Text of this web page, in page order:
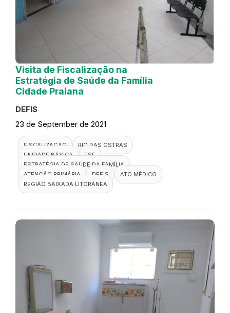
Visita de Fiscalização na
Estratégia de Saúde da Família
Cidade Praiana
DEFIS
23 de September de 2021
FISCALIZAÇÃO
RIO DAS OSTRAS
UNIDADE BÁSICA
ESF
ESTRATÉGIA DE SAÚDE DA FAMÍLIA
ATENÇÃO PRIMÁRIA
DEFIS
ATO MÉDICO
REGIÃO BAIXADA LITORÂNEA